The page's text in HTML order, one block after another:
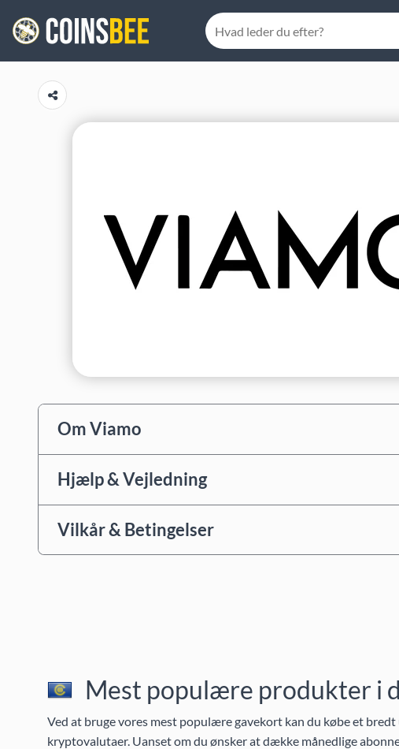
Om Viamo
Hjælp & Vejledning
Vilkår & Betingelser
Mest populære produkter i
Ved at bruge vores mest populære gavekort kan du købe et
kryptovalutaer. Uanset om du ønsker at dække månedlige